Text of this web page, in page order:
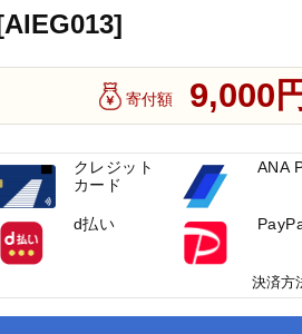
寄付額 9,000
クレジット
カード
ANA
d払い
決済方